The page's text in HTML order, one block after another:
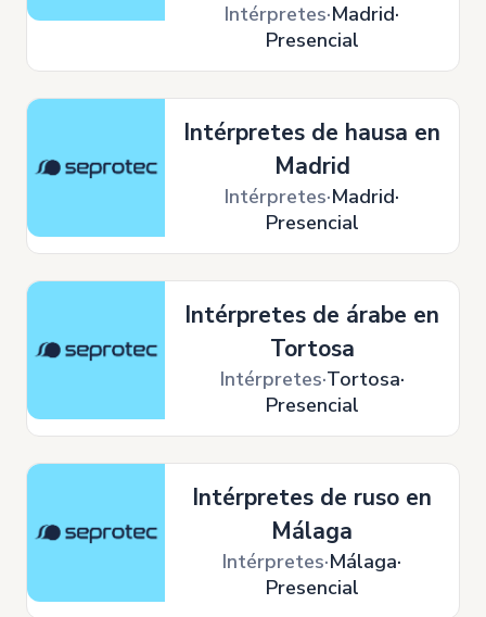
Intérpretes Madrid
Presencial
Intérpretes de hausa en
Madrid
Intérpretes Madrid
Presencial
Intérpretes de árabe en
Tortosa
Intérpretes Tortosa
Presencial
Intérpretes de ruso en
Málaga
Intérpretes Málaga
Presencial